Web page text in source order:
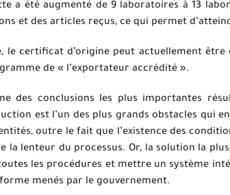
a été augmenté de 9 laboratoires à 13
et des articles reçus, ce qui permet
le certificat d’origine peut actuellement
de « l’exportateur accrédité ».
des conclusions les plus importantes
est l’un des plus grands obstacles qui
outre le fait que l’existence des
la lenteur du processus. Or, la solution la
les procédures et mettre un système
menés par le gouvernement.